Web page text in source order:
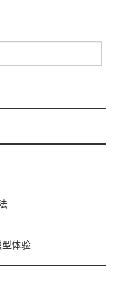
型体验